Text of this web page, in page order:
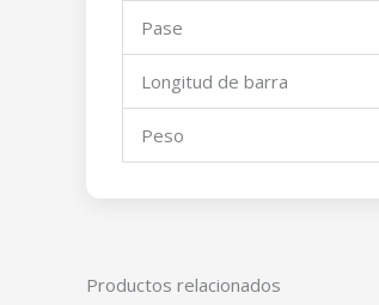
Pase
Longitud de barra
Peso
Productos relacionados